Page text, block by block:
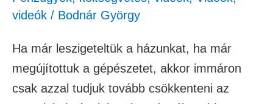
videók / Bodnár György
Ha már leszigeteltük a házunkat, ha már
megújítottuk a gépészetet, akkor immáron
csak azzal tudjuk tovább csökkenteni az